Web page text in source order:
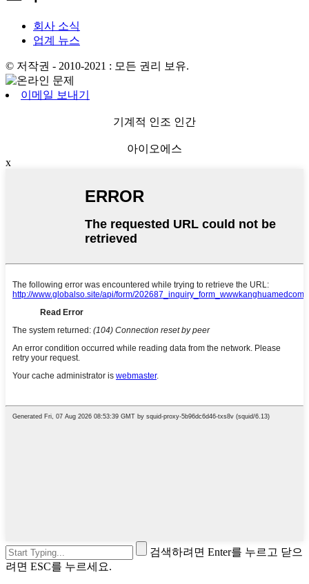
회사 소식
업계 뉴스
© 저작권 - 2010-2021 : 모든 권리 보유.
이메일 보내기
기계적 인조 인간
아이오에스
x
검색하려면 Enter를 누르고 닫으
려면 ESC를 누르세요.